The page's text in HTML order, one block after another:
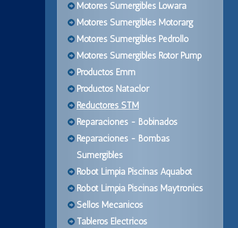
Motores Sumergibles Lowara
Motores Sumergibles Motorarg
Motores Sumergibles Pedrollo
Motores Sumergibles Rotor Pump
Productos Emm
Productos Nataclor
Reductores STM
Reparaciones - Bobinados
Reparaciones - Bombas
Sumergibles
Robot Limpia Piscinas Aquabot
Robot Limpia Piscinas Maytronics
Sellos Mecanicos
Tableros Electricos